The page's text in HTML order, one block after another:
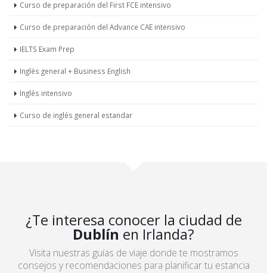
Curso de preparación del First FCE intensivo
Curso de preparación del Advance CAE intensivo
IELTS Exam Prep
Inglés general + Business English
Inglés intensivo
Curso de inglés general estandar
¿Te interesa conocer la ciudad de
Dublín en Irlanda?
Visita nuestras guías de viaje donde te mostramos
consejos y recomendaciones para planificar tu estancia